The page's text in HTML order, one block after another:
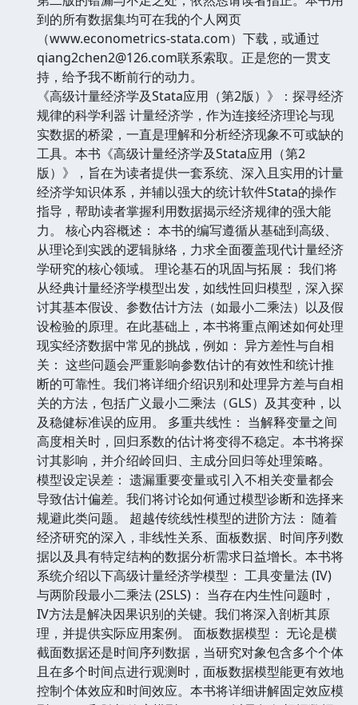
到的所有数据集均可在我的个人网页
（www.econometrics-stata.com）下载，或通过
qiang2chen2@126.com联系索取。正是您的一贯支
持，给予我不断前行的动力。
《高级计量经济学及Stata应用（第2版）》：探寻经济
规律的科学利器 计量经济学，作为连接经济理论与现
实数据的桥梁，一直是理解和分析经济现象不可或缺的
工具。本书《高级计量经济学及Stata应用（第2
版）》，旨在为读者提供一套系统、深入且实用的计量
经济学知识体系，并辅以强大的统计软件Stata的操作
指导，帮助读者掌握利用数据揭示经济规律的强大能
力。 核心内容概述： 本书的编写遵循从基础到高级、
从理论到实践的逻辑脉络，力求全面覆盖现代计量经济
学研究的核心领域。 理论基石的巩固与拓展： 我们将
从经典计量经济学模型出发，如线性回归模型，深入探
讨其基本假设、参数估计方法（如最小二乘法）以及假
设检验的原理。在此基础上，本书将重点阐述如何处理
现实经济数据中常见的挑战，例如： 异方差性与自相
关： 这些问题会严重影响参数估计的有效性和统计推
断的可靠性。我们将详细介绍识别和处理异方差与自相
关的方法，包括广义最小二乘法（GLS）及其变种，以
及稳健标准误的应用。 多重共线性： 当解释变量之间
高度相关时，回归系数的估计将变得不稳定。本书将探
讨其影响，并介绍岭回归、主成分回归等处理策略。
模型设定误差： 遗漏重要变量或引入不相关变量都会
导致估计偏差。我们将讨论如何通过模型诊断和选择来
规避此类问题。 超越传统线性模型的进阶方法： 随着
经济研究的深入，非线性关系、面板数据、时间序列数
据以及具有特定结构的数据分析需求日益增长。本书将
系统介绍以下高级计量经济学模型： 工具变量法 (IV)
与两阶段最小二乘法 (2SLS)： 当存在内生性问题时，
IV方法是解决因果识别的关键。我们将深入剖析其原
理，并提供实际应用案例。 面板数据模型： 无论是横
截面数据还是时间序列数据，当研究对象包含多个个体
且在多个时间点进行观测时，面板数据模型能更有效地
控制个体效应和时间效应。本书将详细讲解固定效应模